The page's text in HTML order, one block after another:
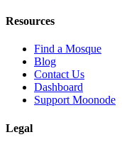
Resources
Find a Mosque
Blog
Contact Us
Dashboard
Support Moonode
Legal